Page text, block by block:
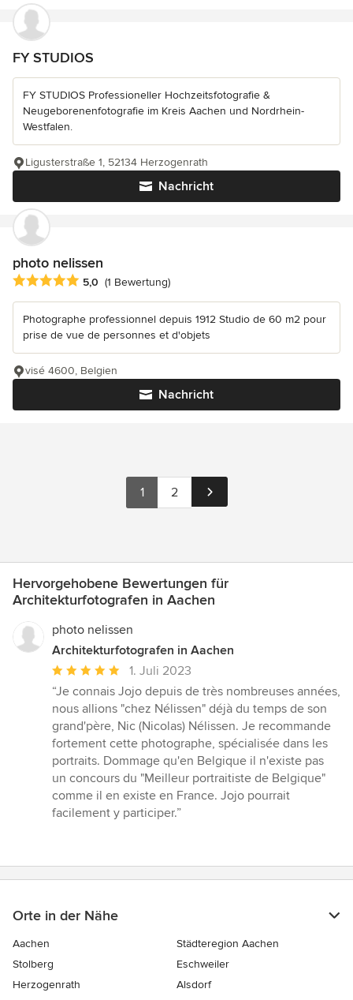
FY STUDIOS
FY STUDIOS Professioneller Hochzeitsfotografie &
Neugeborenenfotografie im Kreis Aachen und Nordrhein-
Westfalen.
Nachricht
Ligusterstraße 1, 52134 Herzogenrath
photo nelissen
Durchschnittliche Bewertung: 5 von 5 Sternen
5,0 (1 Bewertung)
Photographe professionnel depuis 1912 Studio de 60 m2 pour
prise de vue de personnes et d'objets
Nachricht
visé 4600, Belgien
1 2
Hervorgehobene Bewertungen für
Architekturfotografen in Aachen
photo nelissen
Architekturfotografen in Aachen
Durchschnittliche
Bewertung:
5
von
5
Sternen
1. Juli 2023
“Je connais Jojo depuis de très nombreuses années,
nous allions "chez Nélissen" déjà du temps de son
grand'père, Nic (Nicolas) Nélissen. Je recommande
fortement cette photographe, spécialisée dans les
portraits. Dommage qu'en Belgique il n'existe pas
un concours du "Meilleur portraitiste de Belgique"
comme il en existe en France. Jojo pourrait
facilement y participer.”
Orte in der Nähe
Aachen
Städteregion Aachen
Stolberg
Eschweiler
Herzogenrath
Alsdorf